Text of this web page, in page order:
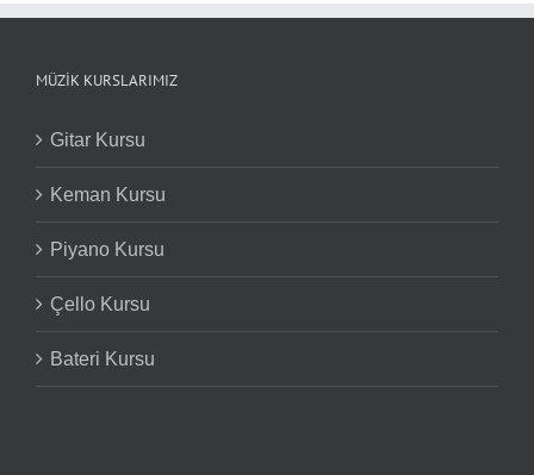
MÜZIK KURSLARIMIZ
Gitar Kursu
Keman Kursu
Piyano Kursu
Çello Kursu
Bateri Kursu